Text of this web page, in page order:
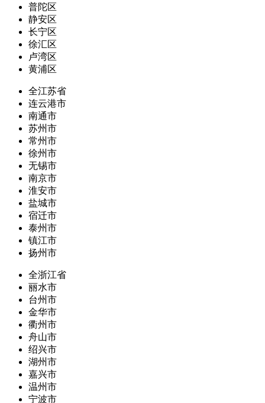
普陀区
静安区
长宁区
徐汇区
卢湾区
黄浦区
全江苏省
连云港市
南通市
苏州市
常州市
徐州市
无锡市
南京市
淮安市
盐城市
宿迁市
泰州市
镇江市
扬州市
全浙江省
丽水市
台州市
金华市
衢州市
舟山市
绍兴市
湖州市
嘉兴市
温州市
宁波市